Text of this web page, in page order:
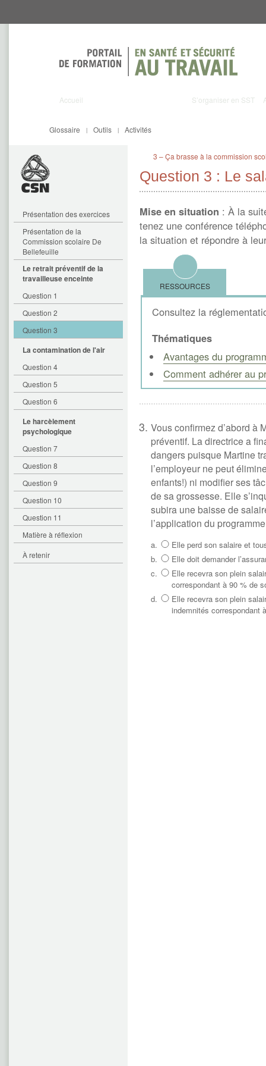
au
au
Accueil S’organiser en SST
Activités
Outils |
Glossaire |
Présentation des exercices
Présentation de la
Commission scolaire De
Bellefeuille
Le retrait préventif de la
travailleuse enceinte
Question 1
Question 2
Question 3
La contamination de l'air
Question 4
Question 5
Question 6
Le harcèlement
psychologique
Question 7
Question 8
Question 9
Question 10
Question 11
Matière à réflexion
À retenir
3 – Ça brasse à la commission
Question 3 : Le
Mise en situation : À la
tenez une conférence
la situation et répondre à
RESSOURCES
Consultez la
Thématiques
Avantages du
Comment adhérer au
Vous confirmez d’abord à
préventif. La directrice a
dangers puisque Martine
l’employeur ne peut
enfants!) ni modifier ses
de sa grossesse. Elle
subira une baisse de
l’application du
a.
Elle perd son salaire et
b.
Elle doit demander
c.
Elle recevra son plein
correspondant à 90 % de
d.
Elle recevra son plein
indemnités correspondant